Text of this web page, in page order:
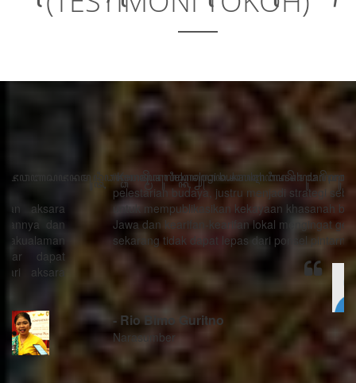
“Kemajuan teknologi bukanlah musuh dari proses
pelestarian budaya, justru menjadi strategi sebagai alat
untuk mempublikasikan kekayaan khasanah budaya
Jawa dan kearifan-kearifan lokal mengingat generasi
sekarang tidak dapat lepas dari ponsel pintarnya.”
- Rio Bimo Guritno
Narasumber